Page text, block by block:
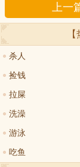
上一
杀人
捡钱
拉屎
洗澡
游泳
吃鱼